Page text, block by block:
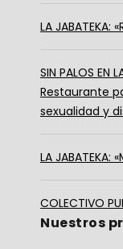
LA JABATEKA:
SIN PALOS EN
Restaurante
sexualidad y
LA JABATEKA:
COLECTIVO
Nuestros